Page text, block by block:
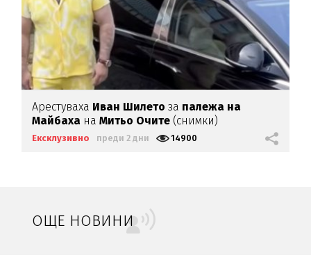
Арестуваха Иван Шилетоза палежа на
Майбаха наМитьо Очите (снимки)
Ексклузивно преди 2 дни 14900
ОЩЕ НОВИНИ